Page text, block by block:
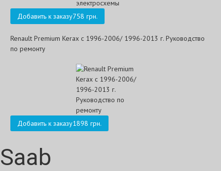
Добавить к заказу758 грн.
Renault Premium Kerax с 1996-2006/ 1996-2013 г. Руководство
по ремонту
Добавить к заказу1898 грн.
Saab